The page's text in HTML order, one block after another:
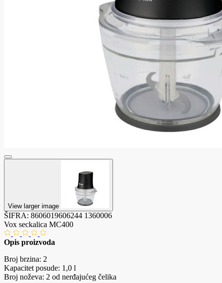
View larger image
ŠIFRA: 8606019606244 1360006
Vox seckalica MC400
Opis proizvoda
Broj brzina: 2
Kapacitet posude: 1,0 l
Broj noževa: 2 od nerđajućeg čelika